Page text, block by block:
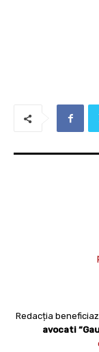
Redacția
avocati